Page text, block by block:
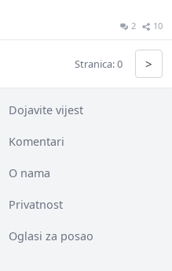
2 10
Stranica: 0 >
Dojavite vijest
Komentari
O nama
Privatnost
Oglasi za posao